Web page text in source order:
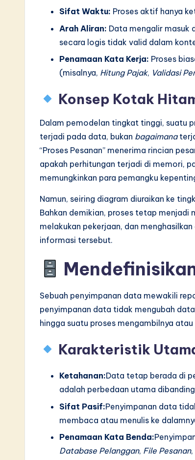
Sifat Waktu: Proses aktif hanya
Arah Aliran: Data mengalir masuk
secara logis tidak valid dalam
Penamaan Kata Kerja: Proses
(misalnya, Hitung Pajak, Validasi
Konsep Kotak
Dalam pemodelan tingkat tinggi, suatu
terjadi pada data, bukan bagaimana
“Proses Pesanan” menerima rincian
apakah perhitungan terjadi di memori,
memungkinkan para pemangku
Namun, seiring diagram diuraikan ke
Bahkan demikian, proses tetap menjadi
melakukan pekerjaan, dan
informasi tersebut.
Sebuah penyimpanan data mewakili
penyimpanan data tidak mengubah
hingga suatu proses mengambilnya
Karakteristik
Ketahanan:Data tetap berada di
adalah perbedaan utama
Sifat Pasif:Penyimpanan data
membaca atau menulis ke
Penamaan Kata Benda:
Database Pelanggan, File Pesanan,